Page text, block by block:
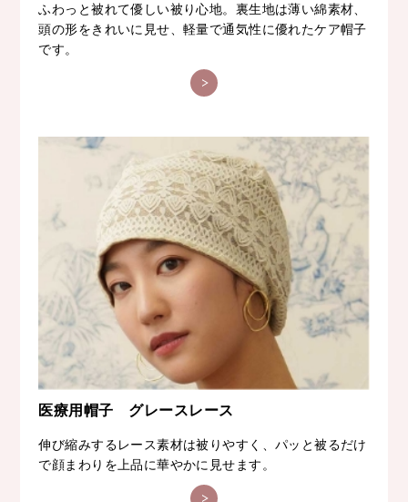
ふわっと被れて優しい被り心地。裏生地は薄い綿素材、
頭の形をきれいに見せ、軽量で通気性に優れたケア帽子
です。
医療用帽子 グレースレース
伸び縮みするレース素材は被りやすく、パッと被るだけ
で顔まわりを上品に華やかに見せます。